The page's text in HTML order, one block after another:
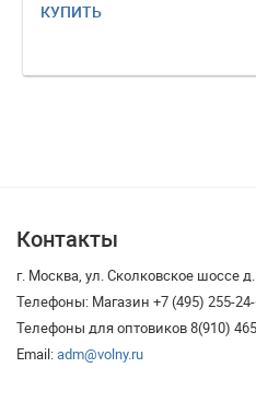
КУПИТЬ
Контакты
г. Москва, ул. Сколковское шоссе
Телефоны: Магазин +7 (495) 255-
Телефоны для оптовиков 8(910)
Email:adm@volny.ru